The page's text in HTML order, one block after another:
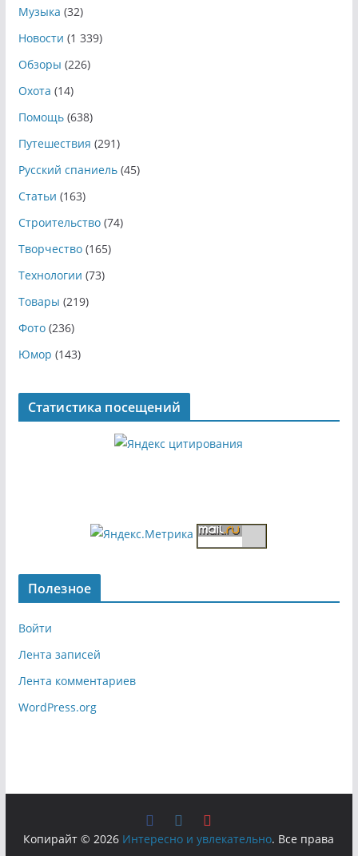
Музыка (32)
Новости (1 339)
Обзоры (226)
Охота (14)
Помощь(638)
Путешествия (291)
Русский спаниель(45)
Статьи (163)
Строительство(74)
Творчество(165)
Технологии (73)
Товары (219)
Фото(236)
Юмор (143)
Статистика посещений
Полезное
Войти
Лента записей
Лента комментариев
WordPress.org
Копирайт © 2026 Интересно и увлекательно. Все права